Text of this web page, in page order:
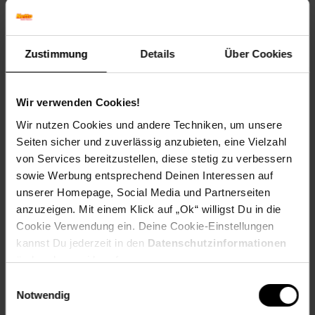
Zustimmung Details Über Cookies
Wir verwenden Cookies!
Wir nutzen Cookies und andere Techniken, um unsere
Seiten sicher und zuverlässig anzubieten, eine Vielzahl
von Services bereitzustellen, diese stetig zu verbessern
sowie Werbung entsprechend Deinen Interessen auf
unserer Homepage, Social Media und Partnerseiten
anzuzeigen. Mit einem Klick auf „Ok“ willigst Du in die
Cookie Verwendung ein. Deine Cookie-Einstellungen
kannst Du jederzeit in den Datenschutzinformationen
ändern bzw. widerrufen.
Notwendig
Farben
Ablage: Artisan-Eiche
31,6 x 70,5 x 31,6 cm (BxHxT)
Gewicht
9,2 kg
Material
Korpus: Spanplatte, 16 mm
- 3 Ablagen
______________________________________________________
Lieferumfang